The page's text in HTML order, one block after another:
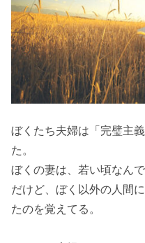
ぼくたち夫婦は「完璧主
た。
ぼくの妻は、若い頃なん
だけど、ぼく以外の人間
たのを覚えてる。